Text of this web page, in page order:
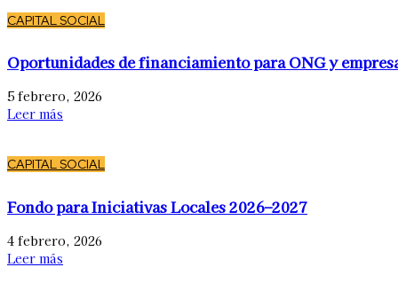
CAPITAL SOCIAL
Oportunidades de financiamiento para ONG y
5 febrero, 2026
Leer más
CAPITAL SOCIAL
Fondo para Iniciativas Locales 2026–2027
4 febrero, 2026
Leer más